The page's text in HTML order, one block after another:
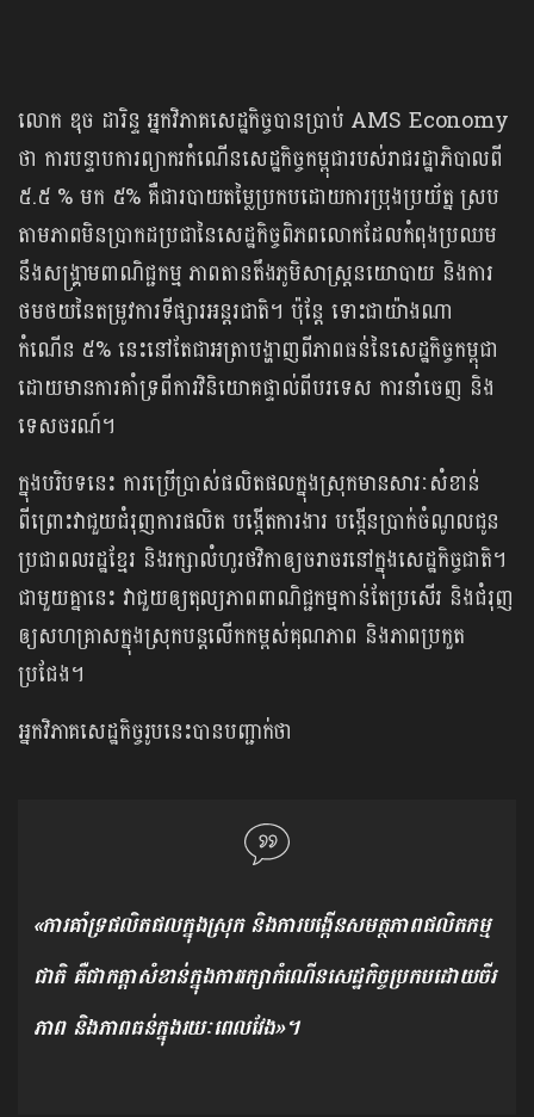
លោក ឌុច ដារិន្ទ អ្នកវិភាគសេដ្ឋកិច្ចបានប្រាប់ AMS Economy
ថា ការបន្ទាបការព្យាករកំណើនសេដ្ឋកិច្ចកម្ពុជារបស់រាជរដ្ឋាភិបាលពី
៥.៥ % មក ៥% គឺជារបាយតម្លៃប្រកបដោយការប្រុងប្រយ័ត្ន ស្រប
តាមភាពមិនប្រាកដប្រជានៃសេដ្ឋកិច្ចពិភពលោកដែលកំពុងប្រឈម
នឹងសង្គ្រាមពាណិជ្ជកម្ម ភាពតានតឹងភូមិសាស្ត្រនយោបាយ និងការ
ថមថយនៃតម្រូវការទីផ្សារអន្តរជាតិ។ ប៉ុន្តែ ទោះជាយ៉ាងណា
កំណើន ៥% នេះនៅតែជាអត្រាបង្ហាញពីភាពធន់នៃសេដ្ឋកិច្ចកម្ពុជា
ដោយមានការគាំទ្រពីការវិនិយោគផ្ទាល់ពីបរទេស ការនាំចេញ និង
ទេសចរណ៍។
ក្នុងបរិបទនេះ ការប្រើប្រាស់ផលិតផលក្នុងស្រុកមានសារៈសំខាន់
ពីព្រោះវាជួយជំរុញការផលិត បង្កើតការងារ បង្កើនប្រាក់ចំណូលជូន
ប្រជាពលរដ្ឋខ្មែរ និងរក្សាលំហូរថវិកាឲ្យចរាចរនៅក្នុងសេដ្ឋកិច្ចជាតិ។
ជាមួយគ្នានេះ វាជួយឲ្យតុល្យភាពពាណិជ្ជកម្មកាន់តែប្រសើរ និងជំរុញ
ឲ្យសហគ្រាសក្នុងស្រុកបន្តលើកកម្ពស់គុណភាព និងភាពប្រកួត
ប្រជែង។
អ្នកវិភាគសេដ្ឋកិច្ចរូបនេះបានបញ្ជាក់ថា
«ការគាំទ្រផលិតផលក្នុងស្រុក និងការបង្កើនសមត្ថភាពផលិតកម្ម
ជាតិ គឺជាកត្តាសំខាន់ក្នុងការរក្សាកំណើនសេដ្ឋកិច្ចប្រកបដោយចីរ
ភាព និងភាពធន់ក្នុងរយៈពេលវែង»។